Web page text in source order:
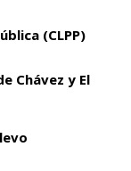
(CLPP)
Chávez y El